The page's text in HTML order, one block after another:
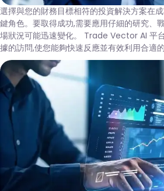
選擇與您的財務目標相符的投資解決方案在
鍵角色。要取得成功,需要應用仔細的研究、
場狀況可能迅速變化。 Trade Vector AI 平
據的訪問,使您能夠快速反應並有效利用合適的